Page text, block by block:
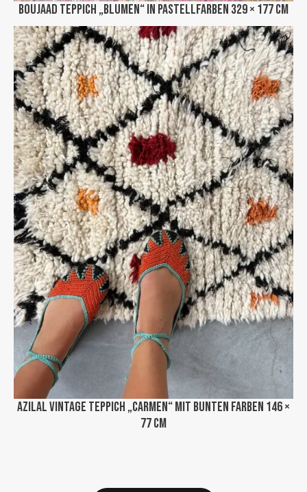
Boujaad Teppich „Blumen“ in Pastellfarben 329 × 177 cm
Azilal Vintage Teppich „Carmen“ mit bunten Farben 146 ×
77 cm